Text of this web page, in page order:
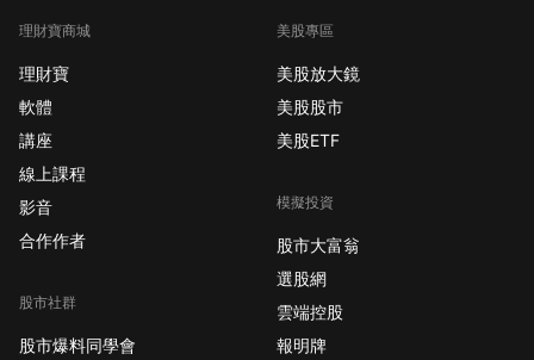
理財寶商城
理財寶
軟體
講座
線上課程
影音
合作作者
股市社群
股市爆料同學會
美股專區
美股放大鏡
美股股市
美股ETF
模擬投資
股市大富翁
選股網
雲端控股
報明牌